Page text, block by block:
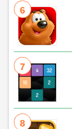
6
7
8